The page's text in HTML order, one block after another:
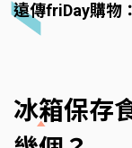
遠傳friDay購物
冰箱保存